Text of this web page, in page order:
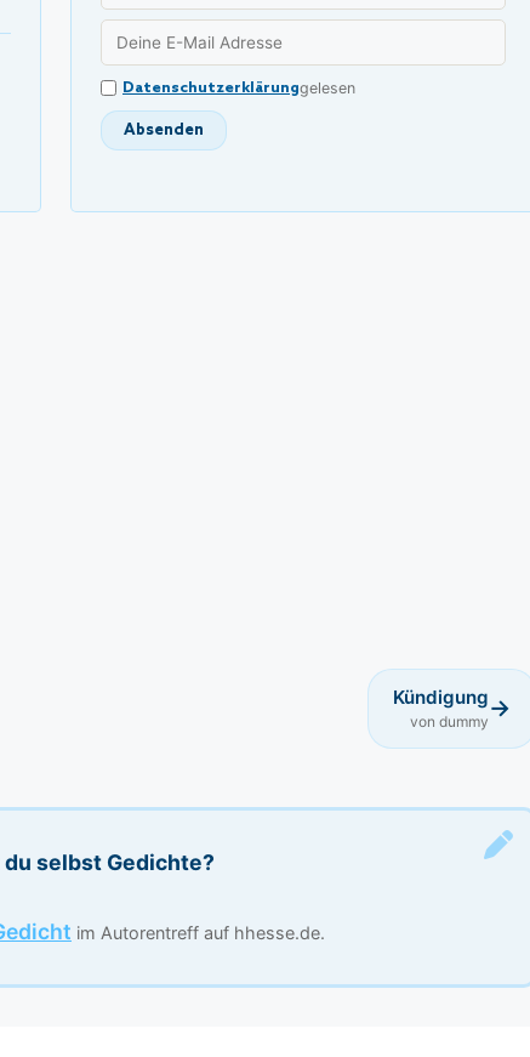
Datenschutzerklärunggelesen
Kündigung
von dummy →
selbst Gedichte?
im Autorentreff auf hhesse.de.